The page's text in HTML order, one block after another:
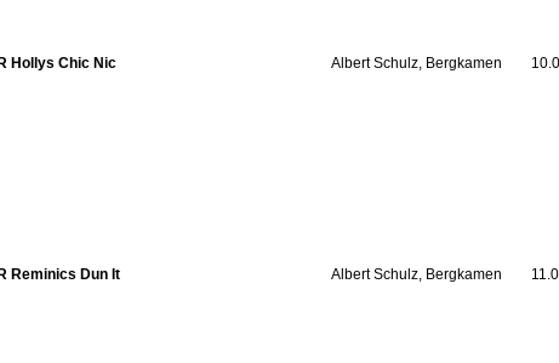
Hollys Chic Nic Albert Schulz, Bergkamen
Reminics Dun It Albert Schulz, Bergkamen